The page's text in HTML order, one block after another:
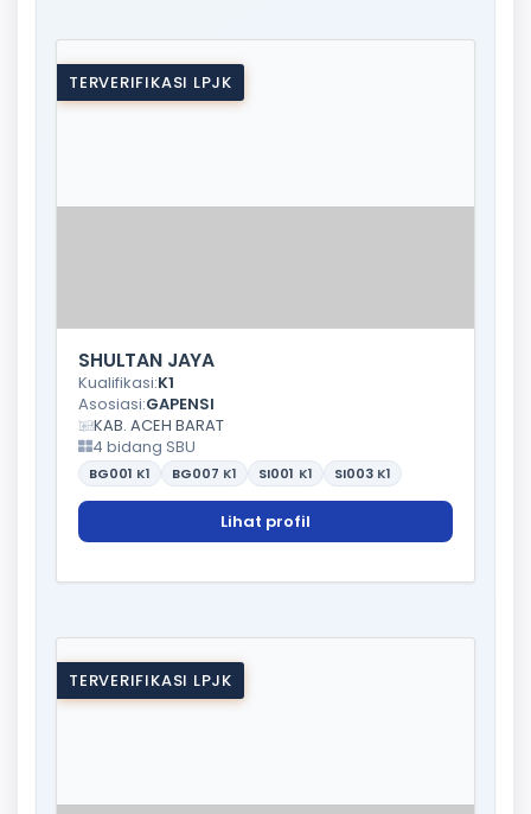
TERVERIFIKASI LPJK
SHULTAN JAYA
Kualifikasi:K1
Asosiasi:GAPENSI
KAB. ACEH BARAT
4 bidang SBU
BG001 K1 BG007 K1 SI001 K1 SI003 K1
Lihat profil
TERVERIFIKASI LPJK